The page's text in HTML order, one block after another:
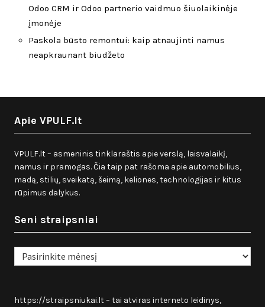
Odoo CRM ir Odoo partnerio vaidmuo šiuolaikinėje
įmonėje
Paskola būsto remontui: kaip atnaujinti namus
neapkraunant biudžeto
Apie VPULF.lt
VPULF.lt – asmeninis tinklaraštis apie verslą, laisvalaikį,
namus ir pramogas. Čia taip pat rašoma apie automobilius,
madą, stilių, sveikatą, šeimą, keliones, technologijas ir kitus
rūpimus dalykus.
Seni straipsniai
Seni
straipsniai
https://straipsniukai.lt– tai atviras interneto leidinys,